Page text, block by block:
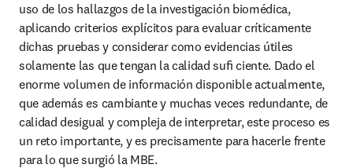
uso de los hallazgos de la investigación biomédica,
aplicando criterios explícitos para evaluar críticamente
dichas pruebas y considerar como evidencias útiles
solamente las que tengan la calidad suﬁ ciente. Dado el
enorme volumen de información disponible actualmente,
que además es cambiante y muchas veces redundante, de
calidad desigual y compleja de interpretar, este proceso es
un reto importante, y es precisamente para hacerle frente
para lo que surgió la MBE.